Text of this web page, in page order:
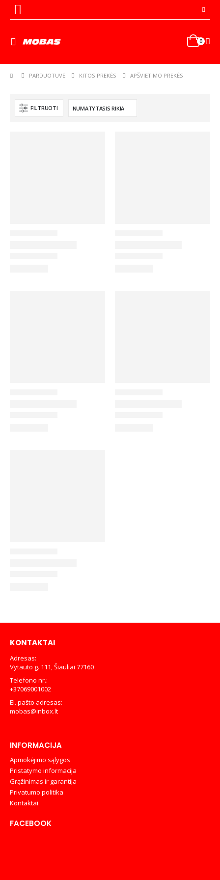
0
PARDUOTUVĖ KITOS PREKĖS APŠVIETIMO PREKĖS
FILTRUOTI
KONTAKTAI
Adresas:
Vytauto g. 111, Šiauliai 77160
Telefono nr.:
+37069001002
El. pašto adresas:
mobas@inbox.lt
INFORMACIJA
Apmokėjimo sąlygos
Pristatymo informacija
Grąžinimas ir garantija
Privatumo politika
Kontaktai
FACEBOOK